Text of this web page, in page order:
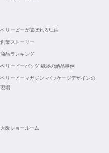
ベリービーが選ばれる理由
創業ストーリー
商品ランキング
ベリービーバッグ 紙袋の納品事例
ベリービーマガジン -パッケージデザインの
現場-
大阪ショールーム